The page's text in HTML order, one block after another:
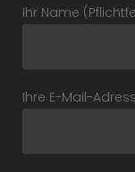
Ihr Name
Ihre E-Mail-